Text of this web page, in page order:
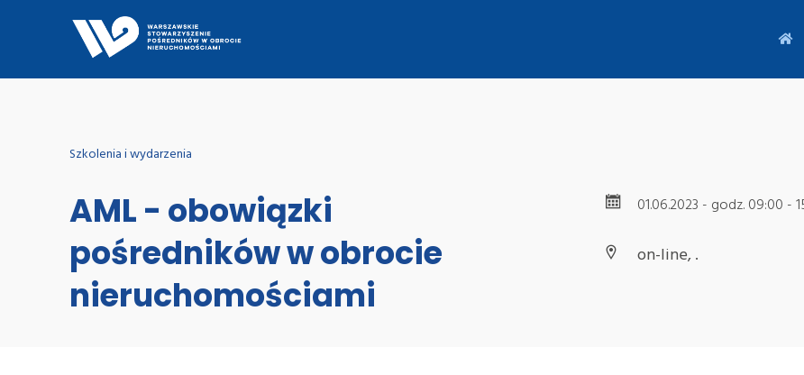
Szkolenia i wydarzenia
AML - obowiązki
pośredników w obrocie
nieruchomościami
01.06.2023 - godz. 09:00 -
on-line, .